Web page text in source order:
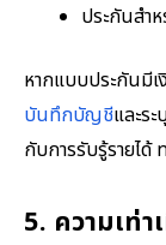
ประกันสำ
หากแบบประกันมี
บันทึกบัญชีและร
กับการรับรู้รายไ
5. ความเท่า